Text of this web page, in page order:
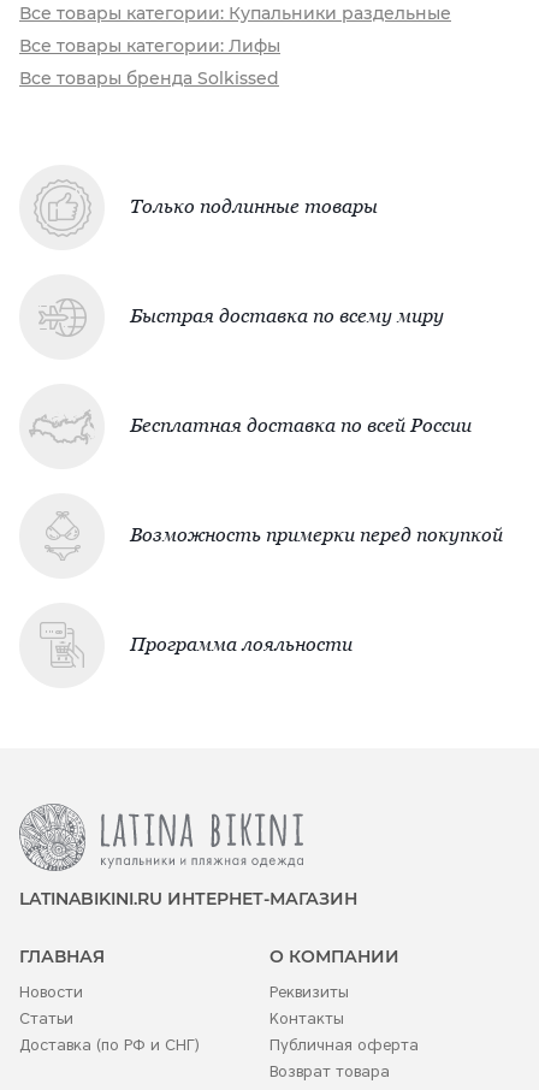
Все товары категории: Купальники раздельные
Все товары категории: Лифы
Все товары бренда Solkissed
Только подлинные товары
Быстрая доставка по всему миру
Бесплатная доставка по всей России
Возможность примерки перед покупкой
Программа лояльности
LATINABIKINI.RU ИНТЕРНЕТ-МАГАЗИН
ГЛАВНАЯ
Новости
Статьи
Доставка (по РФ и СНГ)
О КОМПАНИИ
Реквизиты
Контакты
Публичная оферта
Возврат товара